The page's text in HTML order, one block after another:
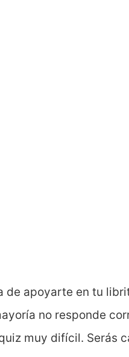
de apoyarte en tu
no responde
muy difícil. Serás